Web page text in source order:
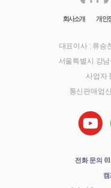
회사소개 개인
대표이사 : 류승
서울특별시 강
사업자
통신판매업
전화 문의
캠